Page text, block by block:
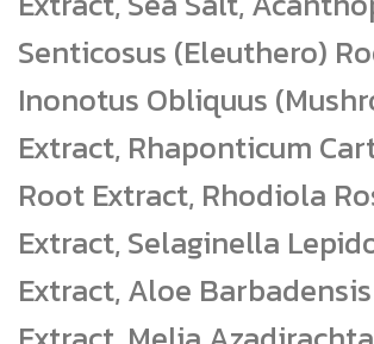
Senticosus (Eleuthero)
Inonotus Obliquus
Extract, Rhaponticum
Root Extract, Rhodiola
Extract, Selaginella
Extract, Aloe